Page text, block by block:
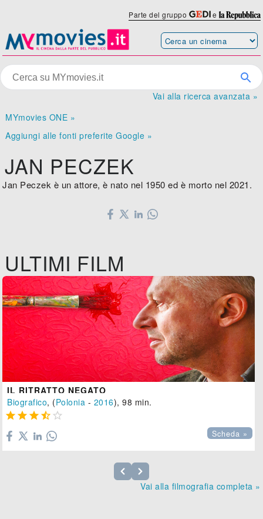
Parte del gruppo e
Vai alla ricerca avanzata »
MYmovies ONE »
Aggiungi alle fonti preferite Google »
JAN PECZEK
Jan Peczek è un attore, è nato nel 1950 ed è morto nel 2021.
ULTIMI FILM
IL RITRATTO NEGATO
Biografico, (Polonia - 2016), 98 min.
    
Scheda »
Vai alla filmografia completa »